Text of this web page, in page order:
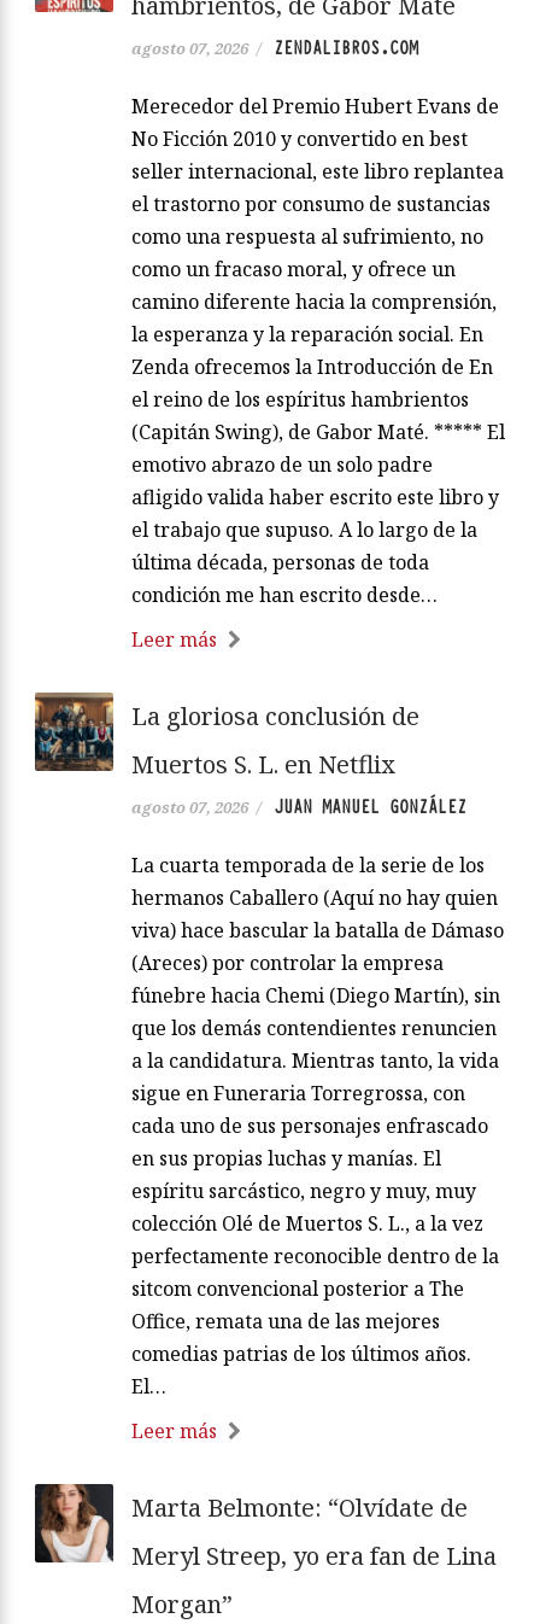
agosto 07, 2026 / ZENDALIBROS.COM
Merecedor del Premio Hubert Evans de
No Ficción 2010 y convertido en best
seller internacional, este libro replantea
el trastorno por consumo de sustancias
como una respuesta al sufrimiento, no
como un fracaso moral, y ofrece un
camino diferente hacia la comprensión,
la esperanza y la reparación social. En
Zenda ofrecemos la Introducción de En
el reino de los espíritus hambrientos
(Capitán Swing), de Gabor Maté. ***** El
emotivo abrazo de un solo padre
afligido valida haber escrito este libro y
el trabajo que supuso. A lo largo de la
última década, personas de toda
condición me han escrito desde…
Leer más
La gloriosa conclusión de
Muertos S. L. en Netflix
agosto 07, 2026 / JUAN MANUEL GONZÁLEZ
La cuarta temporada de la serie de los
hermanos Caballero (Aquí no hay quien
viva) hace bascular la batalla de Dámaso
(Areces) por controlar la empresa
fúnebre hacia Chemi (Diego Martín), sin
que los demás contendientes renuncien
a la candidatura. Mientras tanto, la vida
sigue en Funeraria Torregrossa, con
cada uno de sus personajes enfrascado
en sus propias luchas y manías. El
espíritu sarcástico, negro y muy, muy
colección Olé de Muertos S. L., a la vez
perfectamente reconocible dentro de la
sitcom convencional posterior a The
Office, remata una de las mejores
comedias patrias de los últimos años.
El…
Leer más
Marta Belmonte: “Olvídate de
Meryl Streep, yo era fan de Lina
Morgan”